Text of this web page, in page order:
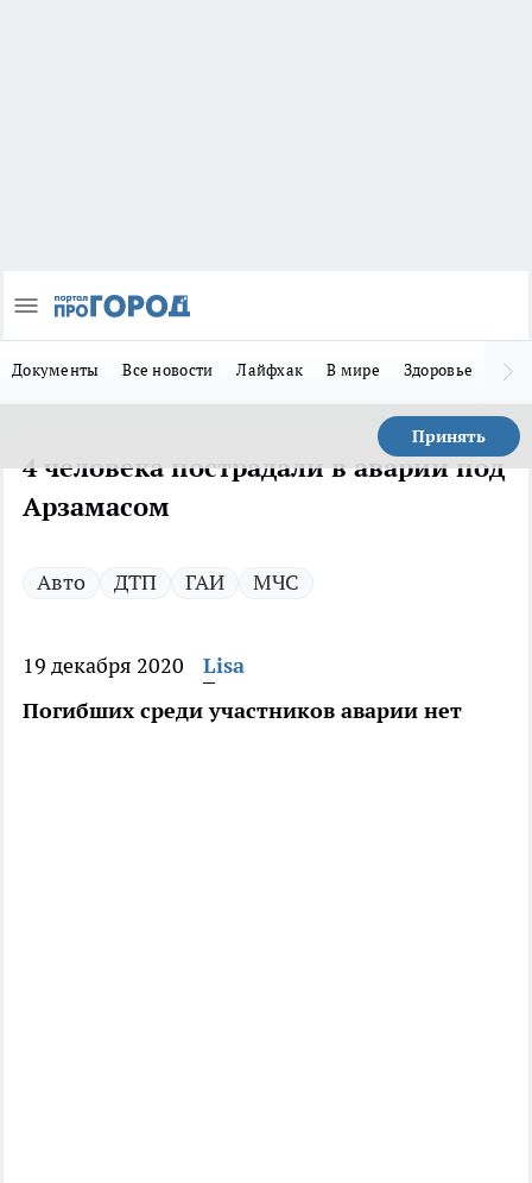
Документы Все новости Лайфхак В мире Здоровье
Принять
4 человека пострадали в аварии под
Арзамасом
Авто ДТП ГАИ МЧС
19 декабря 2020
Lisa
Погибших среди участников аварии нет